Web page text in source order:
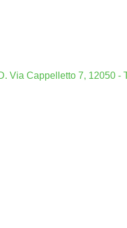
Via Cappelletto 7, 12050